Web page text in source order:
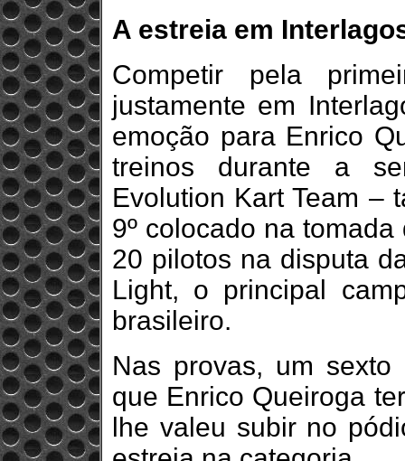
A estreia em
Competir pela
justamente em
emoção para Enrico
treinos durante a
Evolution Kart Team –
9º colocado na
20 pilotos na disputa
Light, o principal
brasileiro.
Nas provas, um
que Enrico Queiroga
lhe valeu subir no